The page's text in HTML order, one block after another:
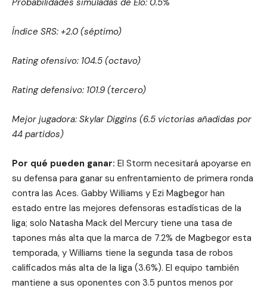
Probabilidades simuladas de Elo: 0.5%
Índice SRS: +2.0 (séptimo)
Rating ofensivo: 104.5 (octavo)
Rating defensivo: 101.9 (tercero)
Mejor jugadora: Skylar Diggins (6.5 victorias añadidas por
44 partidos)
Por qué pueden ganar: El Storm necesitará apoyarse en
su defensa para ganar su enfrentamiento de primera ronda
contra las Aces. Gabby Williams y Ezi Magbegor han
estado entre las mejores defensoras estadísticas de la
liga; solo Natasha Mack del Mercury tiene una tasa de
tapones más alta que la marca de 7.2% de Magbegor esta
temporada, y Williams tiene la segunda tasa de robos
calificados más alta de la liga (3.6%). El equipo también
mantiene a sus oponentes con 3.5 puntos menos por